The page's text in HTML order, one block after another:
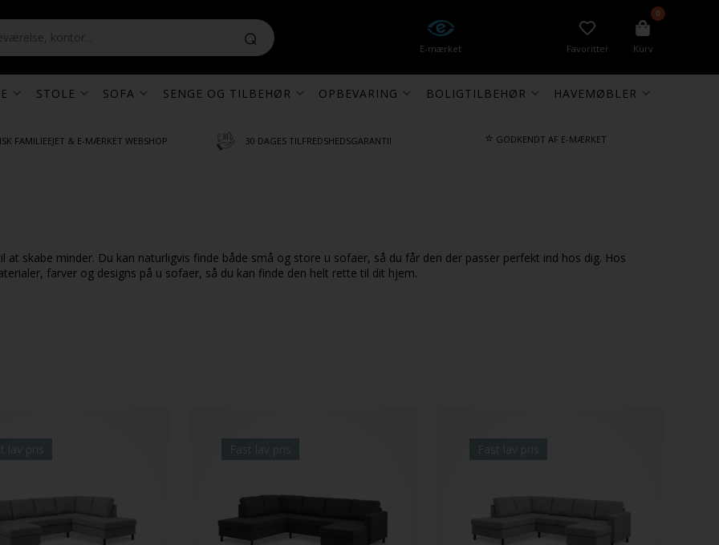
E-mærket Favoritter
0
Kurv
STOLE SOFA SENGE OG TILBEHØR OPBEVARING BOLIGTILBEHØR HAVEMØBLER
FAMILIEEJET & E-MÆRKET WEBSHOP 30 DAGES TILFREDSHEDSGARANTI! ⭐ GODKENDT AF E-MÆRKET
skabe minder. Du kan naturligvis finde både små og store u sofaer, så du får den der passer perfekt ind hos dig. Hos
farver og designs på u sofaer, så du kan finde den helt rette til dit hjem.
lav pris Fast lav pris Fast lav pris